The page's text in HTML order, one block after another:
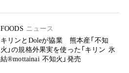
FOODS ニュース
キリンとDoleが協業 熊本産「不知
火」の規格外果実を使った「キリン 氷
結®mottainai 不知火」発売